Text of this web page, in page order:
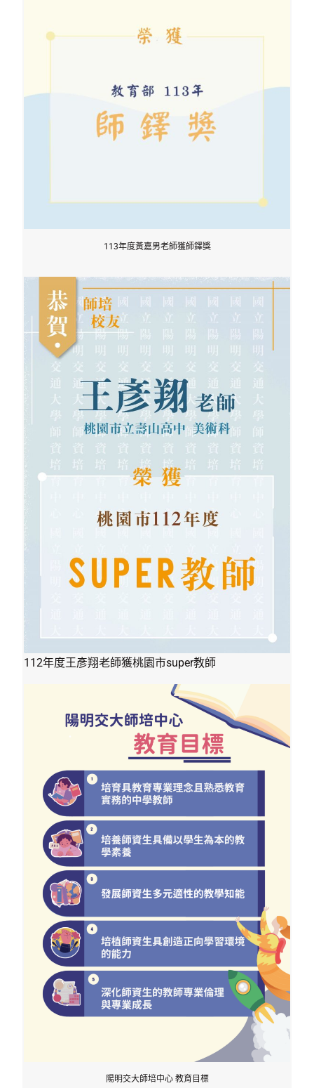
113年度黃嘉男老師獲師鐸獎
112年度王彥翔老師獲桃園市super教師
陽明交大師培中心 教育目標